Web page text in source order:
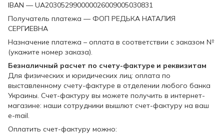
IBAN — UA203052990000026009005030831
Получатель платежа — ФОП РЕДЬКА НАТАЛИЯ
СЕРГИЕВНА
Назначение платежа – оплата в соответствии с заказом №
(укажите номер заказа).
Безналичный расчет по счету-фактуре и реквизитам
Для физических и юридических лиц: оплата по
выставленному счету-фактуре в отделении любого банка
Украины. Счет-фактуру вы можете получить в интернет-
магазине: наши сотрудники вышлют счет-фактуру на ваш
e-mail.
Оплатить счет-фактуру можно: